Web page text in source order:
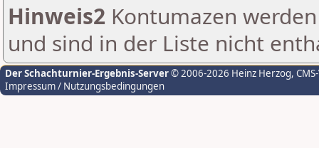
Hinweis2 Kontumazen
und sind in der Liste nicht
Der Schachturnier-Ergebnis-Server© 2006-2026 Heinz Herzog,
Impressum / Nutzungsbedingungen